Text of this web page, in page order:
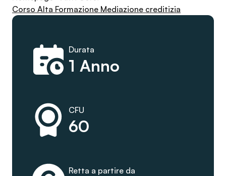
Corso Alta Formazione Mediazione creditizia
1 Anno
Durata
60
CFU
Retta a partire da